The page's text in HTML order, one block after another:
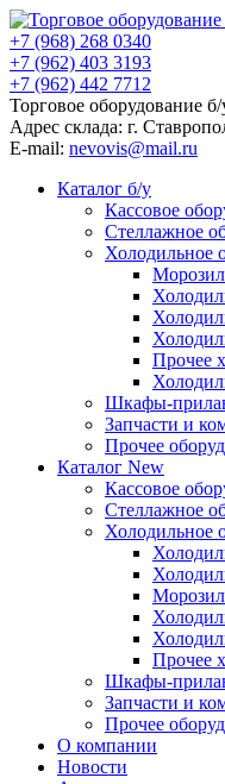
+7 (968) 268 0340
+7 (962) 403 3193
+7 (962) 442 7712
Торговое оборудование б/
Адрес склада: г.
E-mail: nevovis@mail.ru
Каталог б/у
Кассовое
Стеллажное
Холодильное
Прочее
Шкафы-
Запчасти и
Прочее
Каталог New
Кассовое
Стеллажное
Холодильное
Прочее
Шкафы-
Запчасти и
Прочее
О компании
Новости